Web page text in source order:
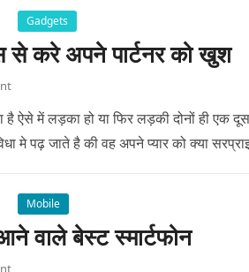
Gadgets
करे अपने पार्टनर को खुश
है ऐसे में लड़का हो या फिर लड़की दोनों ही एक
मे पढ़ जाते है की वह अपने प्यार को क्या
Mobile
वाले बेस्ट स्मार्टफोन